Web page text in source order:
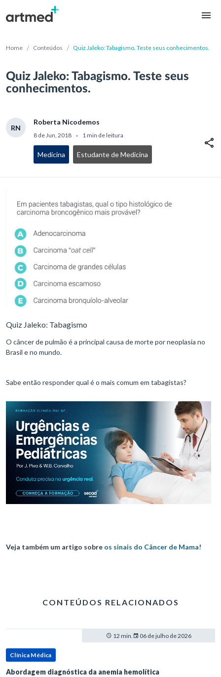
Home / Conteúdos / Quiz Jaleko: Tabagismo. Teste seus conhecimentos.
Quiz Jaleko: Tabagismo. Teste seus
conhecimentos.
RN
Roberta Nicodemos
8 de Jun, 2018 • 1 min de leitura
Medicina Estudante de Medicina
Quiz Jaleko: Tabagismo
O câncer de pulmão é a principal causa de morte por neoplasia no
Brasil e no mundo.
Sabe então responder qual é o mais comum em tabagistas?
Veja também um artigo sobre os sinais do Câncer de Mama!
CONTEÚDOS RELACIONADOS
12 min. 06 de julho de 2026
Clínica Médica
Abordagem diagnóstica da anemia hemolítica